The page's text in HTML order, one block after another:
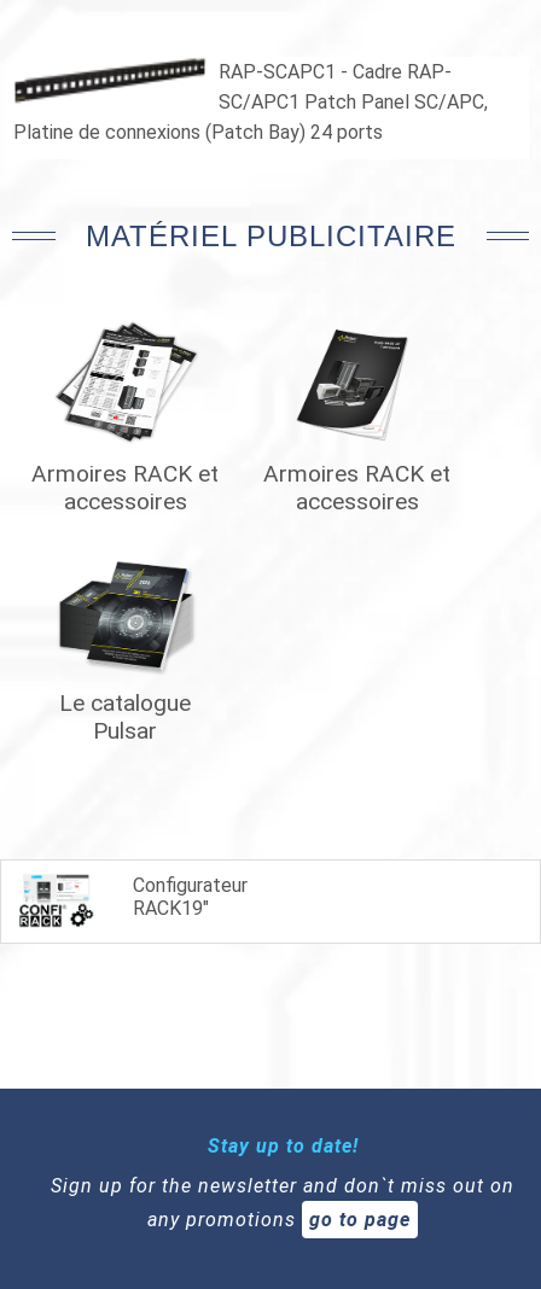
RAP-SCAPC1 - Cadre RAP-
SC/APC1 Patch Panel SC/APC,
Platine de connexions (Patch Bay) 24 ports
MATÉRIEL PUBLICITAIRE
Armoires RACK et
accessoires
Armoires RACK et
accessoires
Le catalogue
Pulsar
Configurateur
RACK19"
Stay up to date!
Sign up for the newsletter and don`t miss out on
any promotions
go to page